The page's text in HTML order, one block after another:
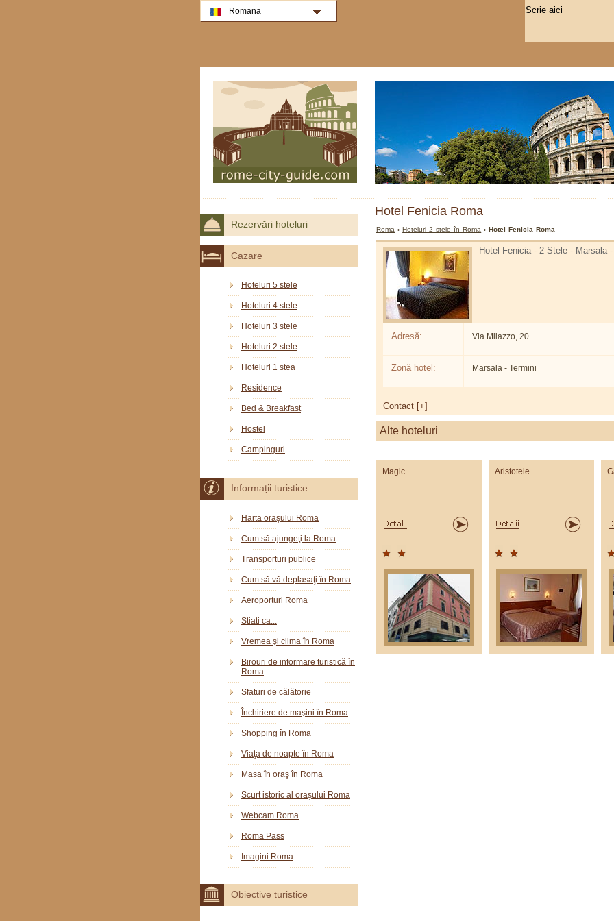
Hotel Fenicia Roma
Roma ›Hoteluri 2 stele în Roma › Hotel Fenicia Roma
Hotel Fenicia - 2 Stele - Marsala
Adresă: Via Milazzo, 20
Zonă hotel: Marsala - Termini
Contact [+]
Alte hoteluri
Magic Aristotele
Rezervări hoteluri
Cazare
Hoteluri 5 stele
Hoteluri 4 stele
Hoteluri 3 stele
Hoteluri 2 stele
Hoteluri 1 stea
Residence
Bed & Breakfast
Hostel
Campinguri
Informații turistice
Harta oraşului Roma
Cum să ajungeţi la Roma
Transporturi publice
Cum să vă deplasaţi în Roma
Aeroporturi Roma
Stiati ca...
Vremea şi clima în Roma
Birouri de informare turistică în
Roma
Sfaturi de călătorie
Închiriere de maşini în Roma
Shopping în Roma
Viaţa de noapte în Roma
Masa în oraş în Roma
Scurt istoric al oraşului Roma
Webcam Roma
Roma Pass
Imagini Roma
Obiective turistice
Romana